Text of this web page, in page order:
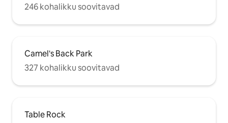
246 kohalikku soovitavad
Camel's Back Park
327 kohalikku soovitavad
Table Rock